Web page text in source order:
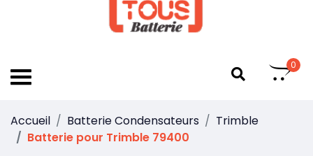
0
Accueil Batterie Condensateurs
Trimble
Batterie pour Trimble 79400